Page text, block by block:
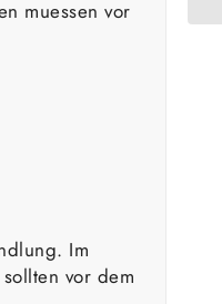
muessen vor
Im
vor dem